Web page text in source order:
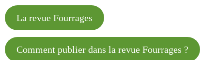
La revue Fourrages
Comment publier dans la revue